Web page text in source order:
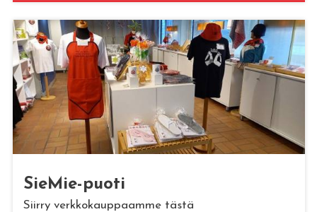
Sie­Mie-puoti
Siirry verkkokauppaamme tästä